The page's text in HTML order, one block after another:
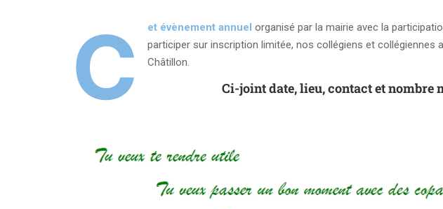
C et évènement annuel organisé par la mairie avec la
participer sur inscription limitée, nos collégiens et collégiennes
Châtillon.
Ci-joint date, lieu, contact et